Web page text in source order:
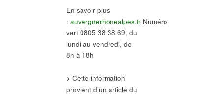
En savoir plus
: auvergnerhonealpes.frNuméro
vert 0805 38 38 69, du
lundi au vendredi, de
8h à 18h
> Cette information
provient d’un article du